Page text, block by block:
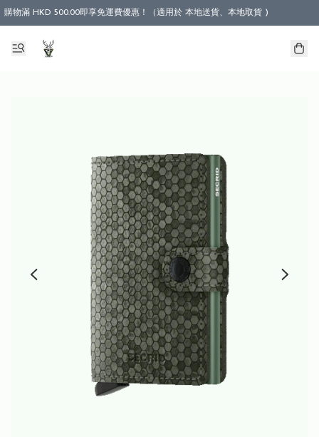
購物滿 HKD 500.00即享免運費優惠！（適用於 本地送貨、本地取貨 )